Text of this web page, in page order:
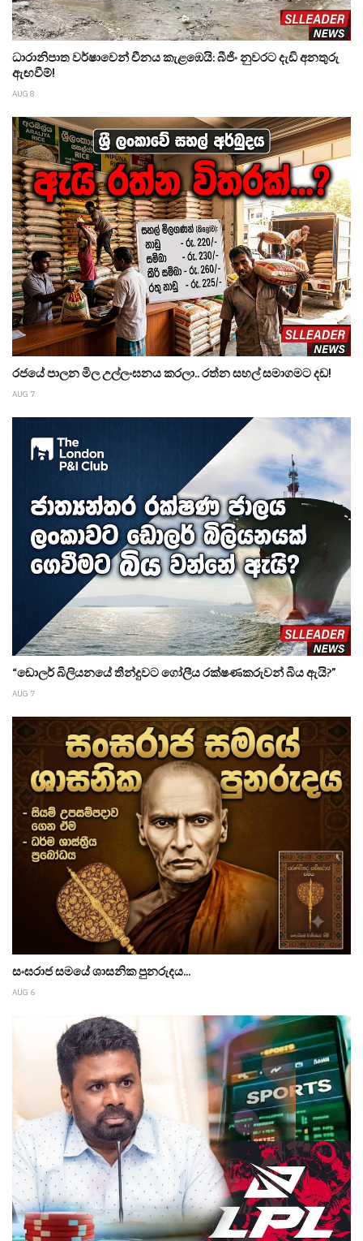
ධාරානිපාත වර්ෂාවෙන් චීනය කැළඹෙයි: බීජිං නුවරට දැඩි අනතුරු
ඇඟවීම්!
AUG 8
රජයේ පාලන මිල උල්ලංඝනය කරලා.. රත්න සහල් සමාගමට දඩ!
AUG 7
“ඩොලර් බිලියනයේ තීන්දුවට ගෝලීය රක්ෂණකරුවන් බිය ඇයි?”
AUG 7
සංඝරාජ සමයේ ශාසනික පුනරුදය...
AUG 6